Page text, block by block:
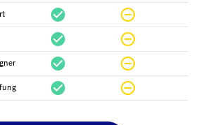
check_circle do_not_disturb_on
check_circle do_not_disturb_on
check_circle do_not_disturb_on
check_circle do_not_disturb_on